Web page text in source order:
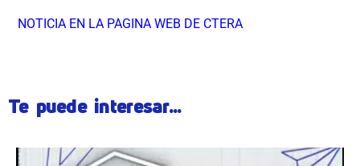
NOTICIA EN LA PAGINA WEB DE CTERA
Te puede interesar...